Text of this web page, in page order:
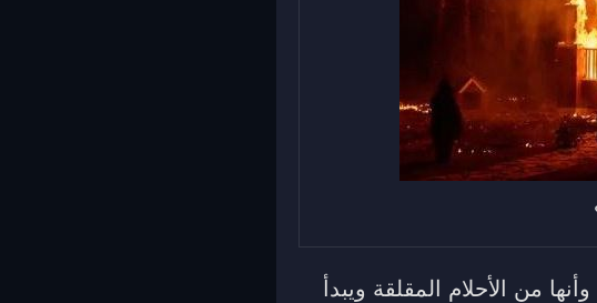
من الأحلام المقلقة ويبدأ